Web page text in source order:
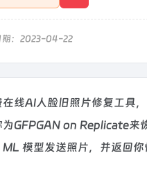
期：2023-04-22
线AI人脸旧照片修复工具
GFPGAN on Replicate来
模型发送照片，并返回你